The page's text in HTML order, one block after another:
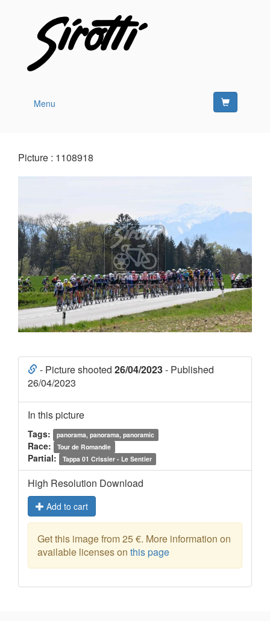
Menu
Picture : 1108918
- Picture shooted 26/04/2023- Published
26/04/2023
In this picture
Tags: panorama, panorama, panoramic
Race: Tour de Romandie
Partial: Tappa 01 Crissier - Le Sentier
High Resolution Download
Add to cart
Get this image from 25 €. More information on
available licenses on this page